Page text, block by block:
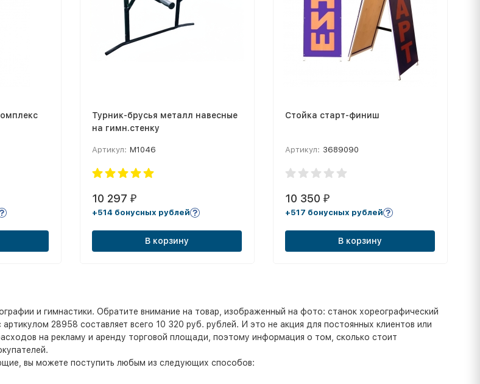
Турник-брусья металл навесные
на гимн.стенку
Артикул: М1046
10 297 ₽
+514 бонусных рублей
В корзину
Стойка старт-финиш
Артикул: 3689090
10 350 ₽
+517 бонусных рублей
В корзину
и гимнастики. Обратите внимание на товар, изображенный на фото: станок хореографический
28958 составляет всего 10 320 руб. рублей. И это не акция для постоянных клиентов или
на рекламу и аренду торговой площади, поэтому информация о том, сколько стоит
вы можете поступить любым из следующих способов: